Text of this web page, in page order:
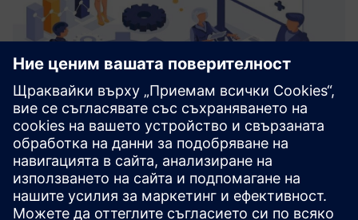
CoNet Smart Batch Connect
Smart Batch Connect е абстракционен слой върху Simatic
Batch, който позволява интеграция с различни системи